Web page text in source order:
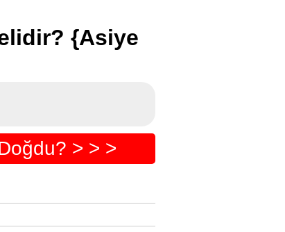
{Asiye
> > >